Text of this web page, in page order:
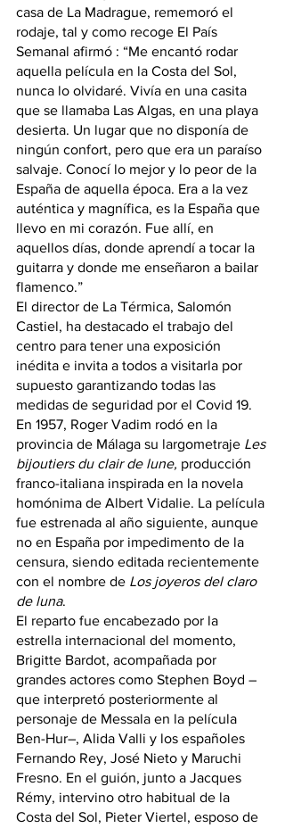
casa de La Madrague, rememoró el
rodaje, tal y como recoge El País
Semanal afirmó : “Me encantó rodar
aquella película en la Costa del Sol,
nunca lo olvidaré. Vivía en una casita
que se llamaba Las Algas, en una playa
desierta. Un lugar que no disponía de
ningún confort, pero que era un paraíso
salvaje. Conocí lo mejor y lo peor de la
España de aquella época. Era a la vez
auténtica y magnífica, es la España que
llevo en mi corazón. Fue allí, en
aquellos días, donde aprendí a tocar la
guitarra y donde me enseñaron a bailar
flamenco.”
El director de La Térmica, Salomón
Castiel, ha destacado el trabajo del
centro para tener una exposición
inédita e invita a todos a visitarla por
supuesto garantizando todas las
medidas de seguridad por el Covid 19.
En 1957, Roger Vadim rodó en la
provincia de Málaga su largometraje Les
bijoutiers du clair de lune, producción
franco-italiana inspirada en la novela
homónima de Albert Vidalie. La película
fue estrenada al año siguiente, aunque
no en España por impedimento de la
censura, siendo editada recientemente
con el nombre de Los joyeros del claro
de luna.
El reparto fue encabezado por la
estrella internacional del momento,
Brigitte Bardot, acompañada por
grandes actores como Stephen Boyd –
que interpretó posteriormente al
personaje de Messala en la película
Ben-Hur–, Alida Valli y los españoles
Fernando Rey, José Nieto y Maruchi
Fresno. En el guión, junto a Jacques
Rémy, intervino otro habitual de la
Costa del Sol, Pieter Viertel, esposo de